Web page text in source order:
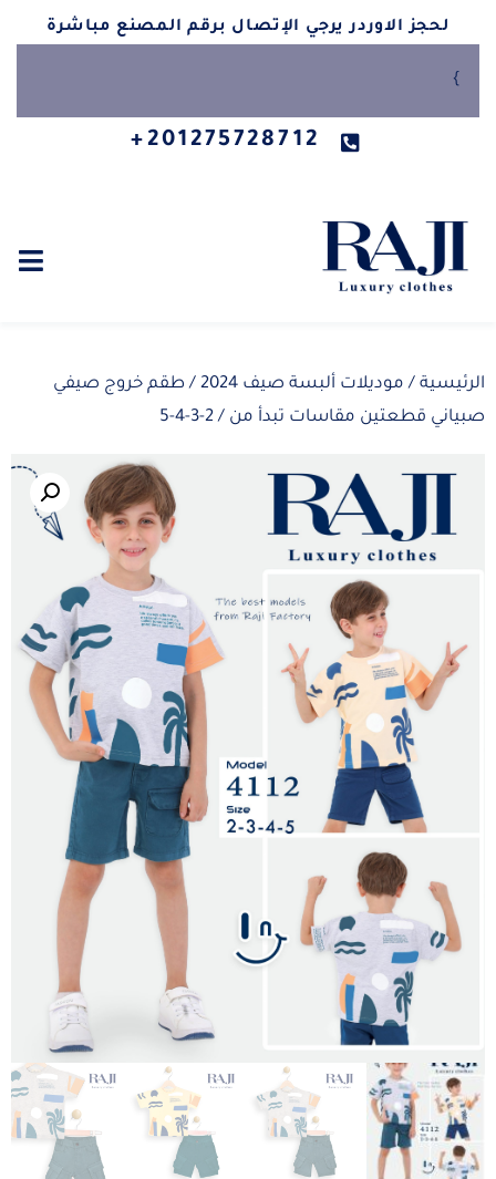
لحجز الاوردر يرجي الإتصال برقم المصنع مباشرة
}
201275728712+
الرئيسية / موديلات ألبسة صيف 2024
/ طقم خروج صيفي
صبياني قطعتين مقاسات تبدأ من / 2-3-4-5